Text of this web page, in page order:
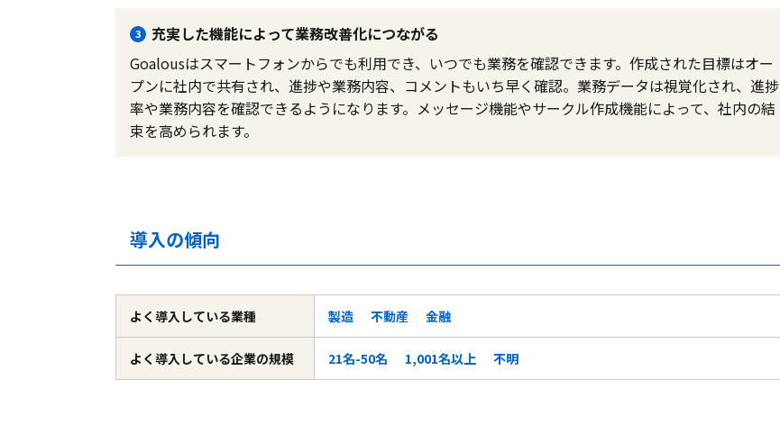
3
充実した機能によって業務改善化につながる
Goalousはスマートフォンからでも利用でき、いつでも業務を確認できます。作成された目標はオー
プンに社内で共有され、進捗や業務内容、コメントもいち早く確認。業務データは視覚化され、進捗
率や業務内容を確認できるようになります。メッセージ機能やサークル作成機能によって、社内の結
束を高められます。
導入の傾向
よく導入している業種 製造 不動産 金融
よく導入している企業の規模 21名-50名 1,001名以上 不明